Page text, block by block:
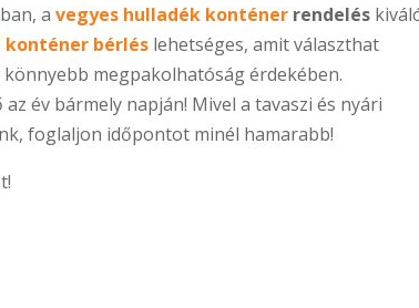
avegyes hulladék konténer rendelés
konténer bérlés lehetséges, amit választhat
megpakolhatóság érdekében.
év bármely napján! Mivel a tavaszi és nyári
foglaljon időpontot minél hamarabb!